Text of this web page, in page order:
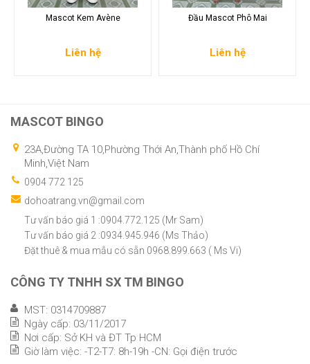
Mascot Kem Avène
Liên hệ
Đầu Mascot Phô Mai
Liên hệ
MASCOT BINGO
23A,Đường TA 10,Phường Thới An,Thành phố Hồ Chí
Minh,Việt Nam
0904 772 125
dohoatrang.vn@gmail.com
Tư vấn báo giá 1 :0904.772.125 (Mr Sam)
Tư vấn báo giá 2 :0934.945.946 (Ms Thảo)
Đặt thuê & mua mẫu có sẵn 0968.899.663 ( Ms Vi)
CÔNG TY TNHH SX TM BINGO
MST: 0314709887
Ngày cấp: 03/11/2017
Nơi cấp: Sở KH và ĐT Tp HCM
Giờ làm việc: -T2-T7: 8h-19h -CN: Gọi điện trước